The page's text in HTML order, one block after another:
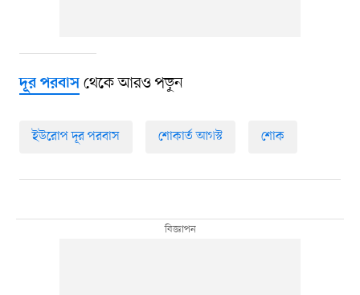
দূর পরবাসথেকে আরও পড়ুন
ইউরোপ দূর পরবাস শোকার্ত আগস্ট শোক